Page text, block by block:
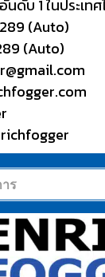
นดับ 1 ในประเท
(Auto)
(Auto)